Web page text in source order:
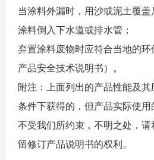
当涂料外漏时，用沙或泥土覆
涂料倒入下水道或排水管；
弃置涂料废物时应符合当地的
产品安全技术说明书）。
附注：上面列出的产品性能及
条件下获得的，但产品实际使用
不受我们所约束，不明之处，
留修订产品说明书的权利。